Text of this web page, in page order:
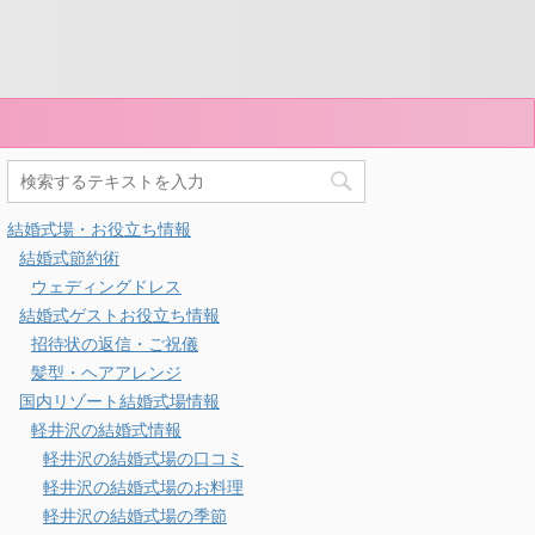
結婚式場・お役立ち情報
結婚式節約術
ウェディングドレス
結婚式ゲストお役立ち情報
招待状の返信・ご祝儀
髪型・ヘアアレンジ
国内リゾート結婚式場情報
軽井沢の結婚式情報
軽井沢の結婚式場の口コミ
軽井沢の結婚式場のお料理
軽井沢の結婚式場の季節